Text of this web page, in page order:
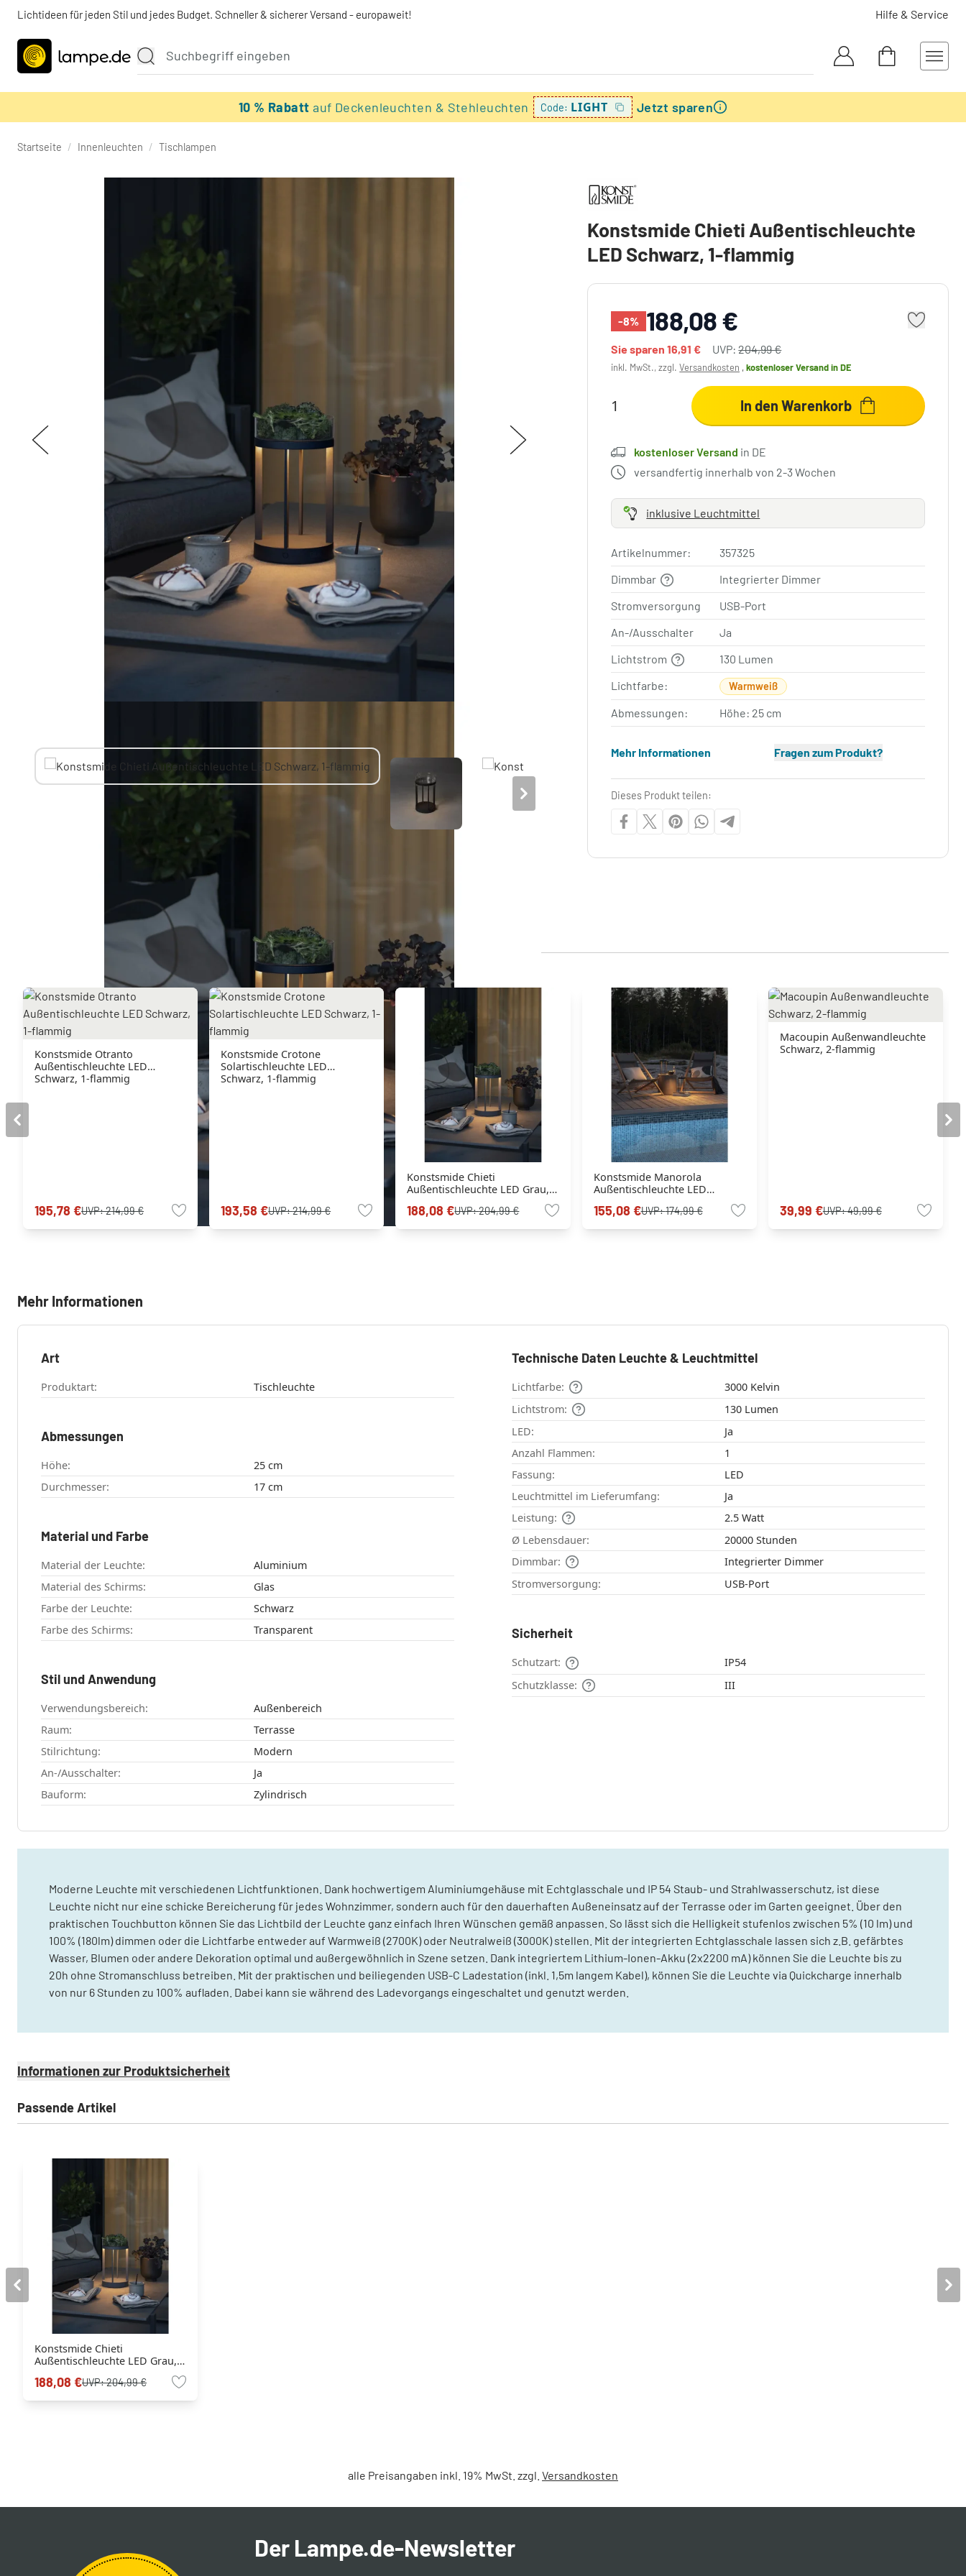
Lichtideen für jeden Stil und jedes Budget. Schneller & sicherer Versand - europaweit! Hilfe & Service
10 % Rabattauf Deckenleuchten & Stehleuchten Code: LIGHT Jetzt sparen
Startseite / Innenleuchten / Tischlampen
Konstsmide Chieti Außentischleuchte
LED Schwarz, 1-flammig
-8% 188,08 €
Sie sparen16,91 € UVP:204,99 €
inkl. MwSt., zzgl.Versandkosten ,kostenloser Versandin DE
In den Warenkorb
kostenloser Versand in DE
versandfertig innerhalb von 2-3 Wochen
inklusive Leuchtmittel
Artikelnummer:
357325
Dimmbar
Integrierter Dimmer
Stromversorgung
USB-Port
An-/Ausschalter
Ja
Lichtstrom
130 Lumen
Lichtfarbe:
Warmweiß
Abmessungen: Höhe: 25 cm
Mehr Informationen Fragen zum Produkt?
Dieses Produkt teilen:
Sie mögen vielleicht auch
Konstsmide Otranto
Außentischleuchte LED
Schwarz, 1-flammig
195,78 €UVP:214,99 €
Konstsmide Crotone
Solartischleuchte LED
Schwarz, 1-flammig
193,58 €UVP:214,99 €
Konstsmide Chieti
Außentischleuchte LED Grau,
188,08 €UVP:204,99 €
Konstsmide Manorola
Außentischleuchte LED
155,08 €UVP:174,99 €
Macoupin Außenwandleuchte
Schwarz, 2-flammig
39,99 €UVP:49,99 €
Mehr Informationen
Art
Produktart: Tischleuchte
Abmessungen
Höhe:
25 cm
Durchmesser:
17 cm
Material und Farbe
Material der Leuchte:
Aluminium
Material des Schirms:
Glas
Farbe der Leuchte:
Schwarz
Farbe des Schirms:
Transparent
Stil und Anwendung
Verwendungsbereich:
Außenbereich
Raum:
Terrasse
Stilrichtung:
Modern
An-/Ausschalter:
Ja
Bauform:
Zylindrisch
Technische Daten Leuchte & Leuchtmittel
Lichtfarbe:
3000 Kelvin
Lichtstrom:
130 Lumen
LED:
Ja
Anzahl Flammen:
1
Fassung:
LED
Leuchtmittel im Lieferumfang:
Ja
Leistung:
2.5 Watt
Ø Lebensdauer:
20000 Stunden
Dimmbar:
Integrierter Dimmer
Stromversorgung:
USB-Port
Sicherheit
Schutzart:
IP54
Schutzklasse:
III
Moderne Leuchte mit verschiedenen Lichtfunktionen. Dank hochwertigem Aluminiumgehäuse mit Echtglasschale und IP 54 Staub- und Strahlwasserschutz, ist diese
Leuchte nicht nur eine schicke Bereicherung für jedes Wohnzimmer, sondern auch für den dauerhaften Außeneinsatz auf der Terrasse oder im Garten geeignet. Über den
praktischen Touchbutton können Sie das Lichtbild der Leuchte ganz einfach Ihren Wünschen gemäß anpassen. So lässt sich die Helligkeit stufenlos zwischen 5% (10 lm) und
100% (180lm) dimmen oder die Lichtfarbe entweder auf Warmweiß (2700K) oder Neutralweiß (3000K) stellen. Mit der integrierten Echtglasschale lassen sich z.B. gefärbtes
Wasser, Blumen oder andere Dekoration optimal und außergewöhnlich in Szene setzen. Dank integriertem Lithium-Ionen-Akku (2x2200 mA) können Sie die Leuchte bis zu
20h ohne Stromanschluss betreiben. Mit der praktischen und beiliegenden USB-C Ladestation (inkl. 1,5m langem Kabel), können Sie die Leuchte via Quickcharge innerhalb
von nur 6 Stunden zu 100% aufladen. Dabei kann sie während des Ladevorgangs eingeschaltet und genutzt werden.
Informationen zur Produktsicherheit
Passende Artikel
Konstsmide Chieti
Außentischleuchte LED Grau,
188,08 €UVP:204,99 €
alle Preisangaben inkl. 19% MwSt. zzgl. Versandkosten
Der Lampe.de-Newsletter